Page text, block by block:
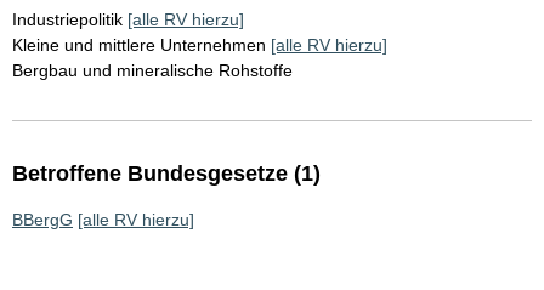
Industriepolitik [alle RV hierzu]
Kleine und mittlere Unternehmen [alle RV hierzu]
Bergbau und mineralische Rohstoffe
Betroffene Bundesgesetze (1)
BBergG [alle RV hierzu]